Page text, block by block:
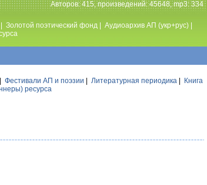
Авторов: 415, произведений: 45648, mp3: 334
Золотой поэтический фонд Аудиоархив АП (укр+рус)
Фестивали АП и поэзии Литературная периодика
Книга
ресурса